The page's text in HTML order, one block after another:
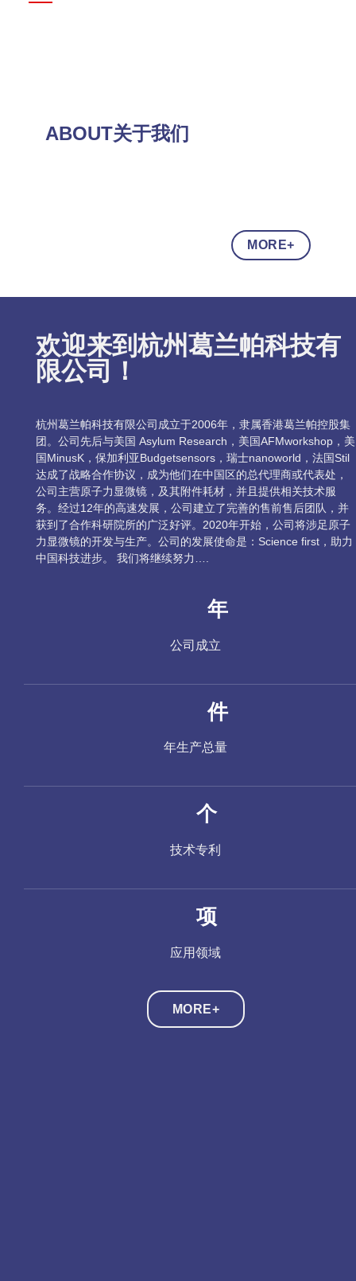
ABOUT关于我们
MORE+
欢迎来到杭州葛兰帕科技有
限公司！
杭州葛兰帕科技有限公司成立于2006年，隶属香港葛兰帕控股集
团。公司先后与美国 Asylum Research，美国AFMworkshop，美
国MinusK，保加利亚Budgetsensors，瑞士nanoworld，法国Stil
达成了战略合作协议，成为他们在中国区的总代理商或代表处，
公司主营原子力显微镜，及其附件耗材，并且提供相关技术服
务。经过12年的高速发展，公司建立了完善的售前售后团队，并
获到了合作科研院所的广泛好评。2020年开始，公司将涉足原子
力显微镜的开发与生产。公司的发展使命是：Science first，助力
中国科技进步。 我们将继续努力….
年
公司成立
件
年生产总量
个
技术专利
项
应用领域
MORE+